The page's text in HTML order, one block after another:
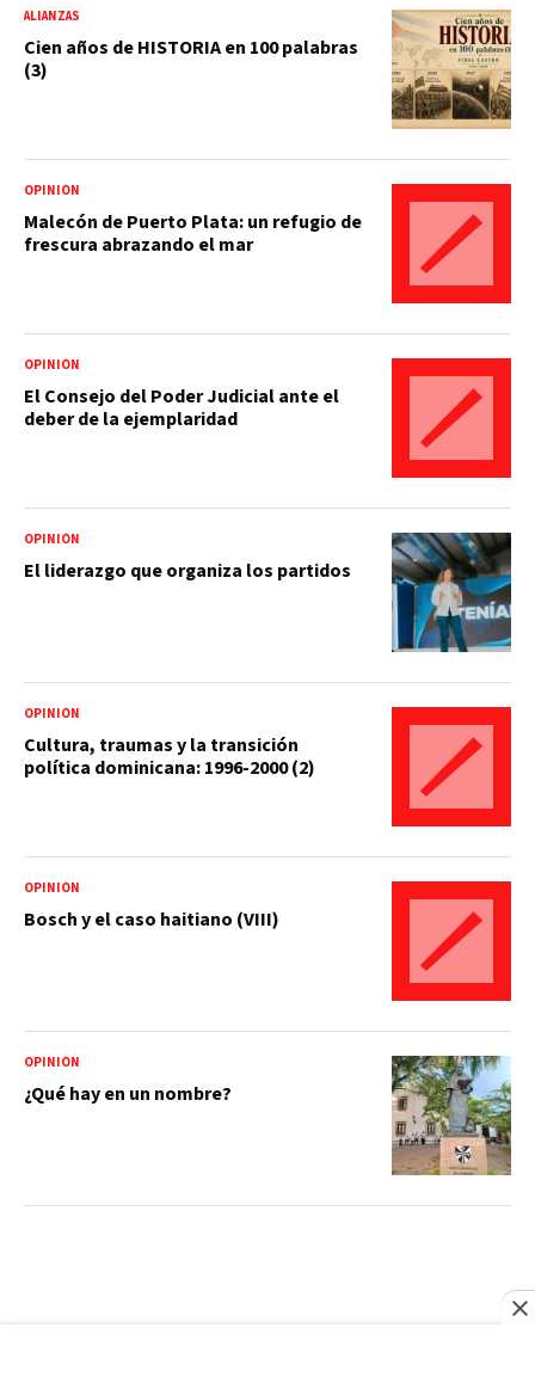
ALIANZAS
Cien años de HISTORIA en 100 palabras
(3)
OPINIÓN
Malecón de Puerto Plata: un refugio de
frescura abrazando el mar
OPINIÓN
El Consejo del Poder Judicial ante el
deber de la ejemplaridad
OPINIÓN
El liderazgo que organiza los partidos
OPINIÓN
Cultura, traumas y la transición
política dominicana: 1996-2000 (2)
OPINIÓN
Bosch y el caso haitiano (VIII)
OPINIÓN
¿Qué hay en un nombre?